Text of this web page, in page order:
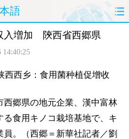
語
政治 経済
入増加 陝西省西郷県
14:40:25
西郷県の地元企業、漢中富林
食用キノコ栽培基地で、キ
員。（西郷＝新華社記者／劉